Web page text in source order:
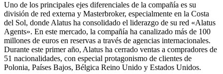
Uno de los principales ejes diferenciales de la compañía es su
división de red externa y Masterbroker, especialmente en la Costa
del Sol, donde Alatus ha consolidado el liderazgo de su red «Alatus
Agents». En este mercado, la compañía ha canalizado más de 100
millones de euros en reservas a través de agencias internacionales.
Durante este primer año, Alatus ha cerrado ventas a compradores de
51 nacionalidades, con especial protagonismo de clientes de
Polonia, Países Bajos, Bélgica Reino Unido y Estados Unidos.